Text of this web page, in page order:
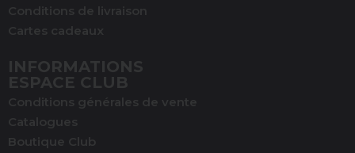
Conditions de livraison
Cartes cadeaux
INFORMATIONS
ESPACE CLUB
Conditions générales de vente
Catalogues
Boutique Club